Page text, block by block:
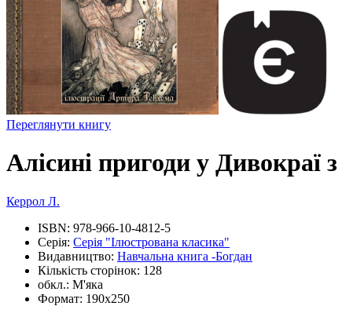
Переглянути книгу
Алісині пригоди у Дивокраї
Керрол Л.
ISBN: 978-966-10-4812-5
Серія: Серія "Ілюстрована класика"
Видавництво: Навчальна книга -Богдан
Кількість сторінок: 128
обкл.: М'яка
Формат: 190х250